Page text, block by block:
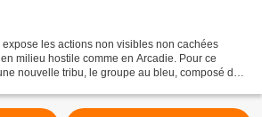
les actions non visibles non cachées
milieu hostile comme en Arcadie. Pour ce
nouvelle tribu, le groupe au bleu, composé de